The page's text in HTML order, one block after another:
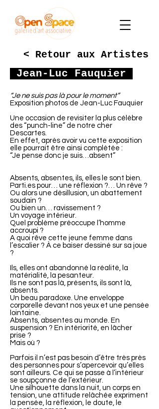
< Retour aux Artistes
Jean-Luc Fauquier
“Je ne suis pas là pour le moment”
Exposition photos de Jean-Luc Fauquier
Une occasion de revisiter la plus célèbre
des “punch-line” de notre cher
Descartes.
En effet, après avoir vu cette exposition
elle pourrait être ainsi complétée :
“Je pense donc je suis…absent”
Absents, absentes, ils, elles le sont bien.
Parti.es pour… une réflexion ?… Un rêve ?
Ou alors une désillusion, un abattement
soudain ?
Ou bien un… ravissement ?
Un voyage intérieur.
Quel problème préoccupe l’homme
accroupi ?
A quoi rêve cette jeune femme dans
l’escalier ? À ce baiser dessiné sur sa joue
?
Ils, elles ont abandonné la réalité, la
matérialité, la pesanteur.
Ils ne sont pas là, présents, ils sont là,
absents.
Un beau paradoxe. Une enveloppe
corporelle devant nos yeux et une pensée
lointaine.
Absents, absentes au monde. En
suspension ? En intériorité, en lâcher
prise ?
Mais où ?
Parfois il n’est pas besoin d’être très près
des personnes pour s’apercevoir qu’elles
sont ailleurs. Ce qui se passe à l’intérieur
se soupçonne de l’extérieur.
Une silhouette dans la nuit, un corps en
tension, une attitude relâchée expriment
la pensée, la réflexion, le doute, le